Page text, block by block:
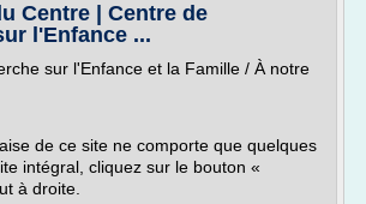
Centre | Centre de
l'Enfance ...
sur l'Enfance et la Famille / À notre
de ce site ne comporte que quelques
intégral, cliquez sur le bouton «
à droite.